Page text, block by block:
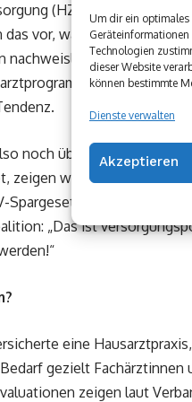
Um dir ein
Technologien
dieser Website
können bestimmte
Dienste verwalten
Akzeptieren
(HZV) bzw. dem
vor, was die Politik will:
nachweislich verbessert“,
teil, allein in
noch über die
zeigen wir in unseren
Spargesetz auszubremsen,
„Das ist
eine
gezielt
zeigen laut